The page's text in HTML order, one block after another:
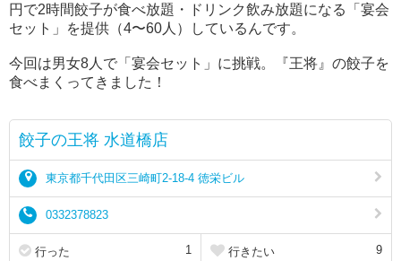
円で2時間餃子が食べ放題・ドリンク飲み放題になる「宴会
セット」を提供（4〜60人）しているんです。
今回は男女8人で「宴会セット」に挑戦。『王将』の餃子を
食べまくってきました！
餃子の王将 水道橋店
東京都千代田区三崎町2-18-4 徳栄ビル
0332378823
行った 1 行きたい 9